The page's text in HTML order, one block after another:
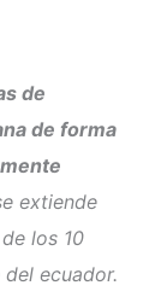
de
de forma
extiende
los 10
ecuador.